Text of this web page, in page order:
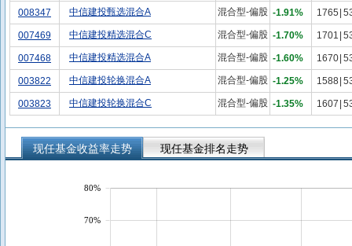
008347 中信建投甄选混合A 混合型-偏股 -1.91% 1765
007469 中信建投精选混合C 混合型-偏股 -1.70% 1701
007468 中信建投精选混合A 混合型-偏股 -1.60% 1670
003822 中信建投轮换混合A 混合型-偏股 -1.25% 1588
003823 中信建投轮换混合C 混合型-偏股 -1.35% 1607
现任基金收益率走势 现任基金排名走势
70%
80%